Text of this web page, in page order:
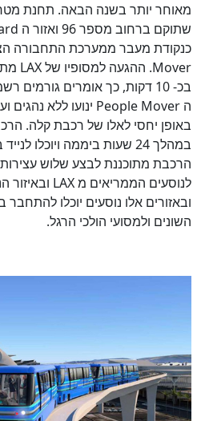
שתוקם ברחוב מספר 96 ואזור ה
כנקודת מעבר ממערכת התחבורה
Mover. ההגעה למסופיו שלLAX
בכ- 10 דקות, כך אומרים
ה People Mover ינועו ללא נהגים
הרכבת מתוכננת לבצע שלוש
לנוסעים הממריאים מLAX ובאיזור
ובאזורים אלו נוסעים יוכלו
השונים ולמסועי הולכי הרגל.